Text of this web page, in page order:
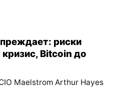
риски
Bitcoin до
Maelstrom Arthur Hayes